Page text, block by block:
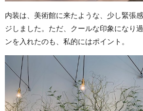
内装は、美術館に来たような、少し緊張
ジしました。ただ、クールな印象になり
ンを入れたのも、私的にはポイント。